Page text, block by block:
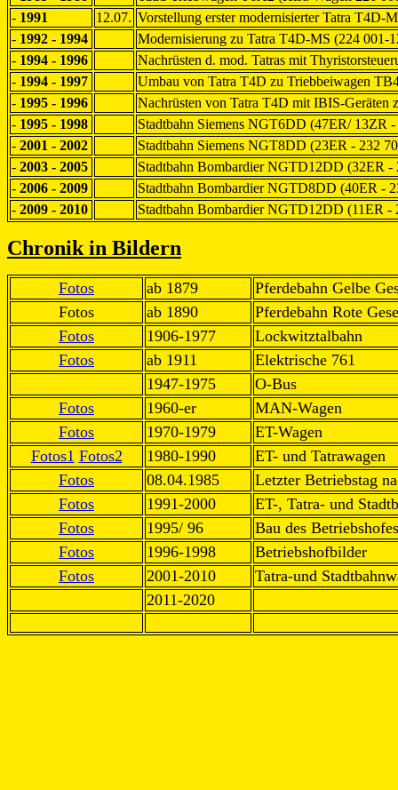
- 1991 12.07. Vorstellung erster modernisierter Tatra T4D-
- 1992 - 1994
Modernisierung zu Tatra T4D-MS (224 001-
- 1994 - 1996
Nachrüsten d. mod. Tatras mit
- 1994 - 1997
Umbau von Tatra T4D zu Triebbeiwagen
- 1995 - 1996
Nachrüsten von Tatra T4D mit IBIS-Geräten
- 1995 - 1998
Stadtbahn Siemens NGT6DD (47ER/ 13ZR
- 2001 - 2002
Stadtbahn Siemens NGT8DD (23ER - 232
- 2003 - 2005
Stadtbahn Bombardier NGTD12DD (32ER -
- 2006 - 2009
Stadtbahn Bombardier NGTD8DD (40ER -
- 2009 - 2010 Stadtbahn Bombardier NGTD12DD (11ER -
Chronik in Bildern
Fotos ab 1879
Pferdebahn Gelbe
Fotos
ab 1890
Pferdebahn Rote
Fotos
1906-1977
Lockwitztalbahn
Fotos
ab 1911
Elektrische 761
1947-1975
O-Bus
Fotos
1960-er
MAN-Wagen
Fotos
1970-1979
ET-Wagen
Fotos1 Fotos2 1980-1990
ET- und Tatrawagen
Fotos
08.04.1985
Letzter Betriebstag
Fotos
1991-2000
ET-, Tatra- und
Fotos
1995/ 96
Bau des
Fotos
1996-1998
Betriebshofbilder
Fotos
2001-2010
Tatra-und
2011-2020